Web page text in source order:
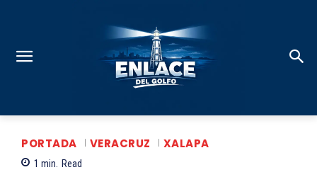
PORTADA VERACRUZ XALAPA
1 min. Read